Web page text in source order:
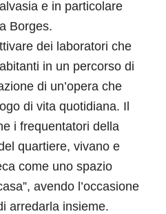
e in particolare
Borges.
dei laboratori che
in un percorso di
di un’opera che
di vita quotidiana. Il
i frequentatori della
quartiere, vivano e
come uno spazio
avendo l’occasione
arredarla insieme.